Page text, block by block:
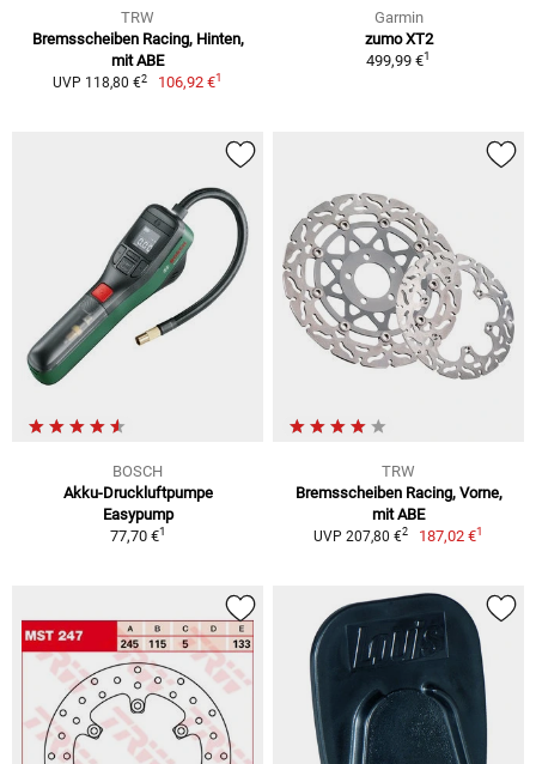
TRW
Bremsscheiben Racing, Hinten,
mit ABE
UVP 118,80 €2 106,92 €1
Garmin
zumo XT2
499,99 €1
BOSCH
Akku-Druckluftpumpe
Easypump
77,70 €1
TRW
Bremsscheiben Racing, Vorne,
mit ABE
UVP 207,80 €2 187,02 €1